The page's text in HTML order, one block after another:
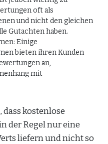
oft als
und nicht den gleichen
Gutachten haben.
Einige
bieten ihren Kunden
an,
mit
kostenlose
der Regel nur eine
liefern und nicht so